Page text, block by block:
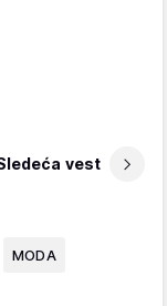
vest
MODA